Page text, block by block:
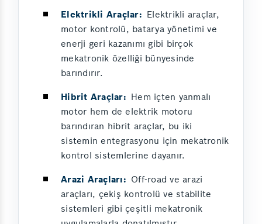
Elektrikli Araçlar: Elektrikli araçlar,
motor kontrolü, batarya yönetimi ve
enerji geri kazanımı gibi birçok
mekatronik özelliği bünyesinde
barındırır.
Hibrit Araçlar: Hem içten yanmalı
motor hem de elektrik motoru
barındıran hibrit araçlar, bu iki
sistemin entegrasyonu için mekatronik
kontrol sistemlerine dayanır.
Arazi Araçları: Off-road ve arazi
araçları, çekiş kontrolü ve stabilite
sistemleri gibi çeşitli mekatronik